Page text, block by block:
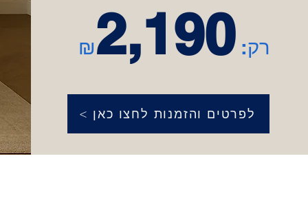
רק: ₪2,190
< לפרטים והזמנות לחצו כאן